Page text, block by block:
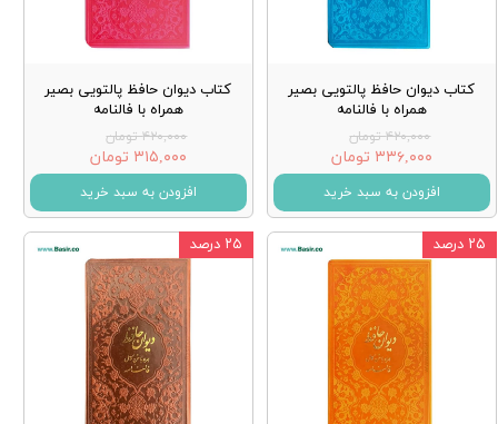
کتاب دیوان حافظ پالتویی بصیر
همراه با فالنامه
۴۲۰,۰۰۰ تومان
۳۳۶,۰۰۰ تومان
افزودن به سبد خرید
کتاب دیوان حافظ پالتویی بصیر
همراه با فالنامه
۴۲۰,۰۰۰ تومان
۳۱۵,۰۰۰ تومان
افزودن به سبد خرید
۲۵ درصد ۲۵ درصد